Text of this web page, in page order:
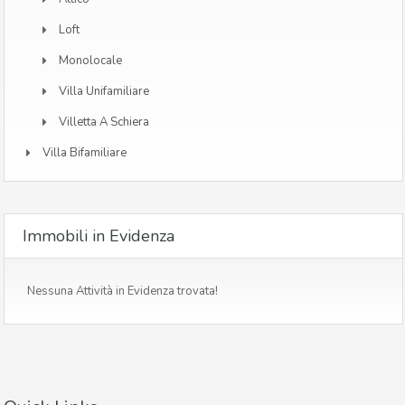
Loft
Monolocale
Villa Unifamiliare
Villetta A Schiera
Villa Bifamiliare
Immobili in Evidenza
Nessuna Attività in Evidenza trovata!